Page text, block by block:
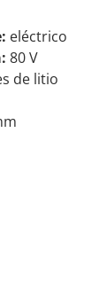
eléctrico
80 V
de litio